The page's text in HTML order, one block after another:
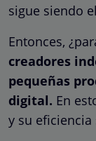
sigue siendo
Entonces,
creadores
pequeñas
digital. En
y su